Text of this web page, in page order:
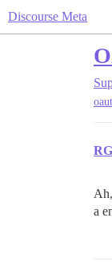
Discourse Meta
a